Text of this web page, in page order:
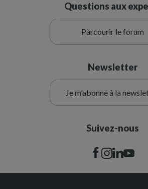
Questions aux
Parcourir le forum
Newsletter
Je m'abonne à la
Suivez-nous